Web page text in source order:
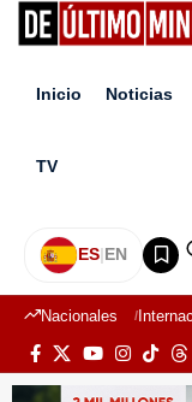
Inicio Noticias
TV
ES|EN
Nacionales